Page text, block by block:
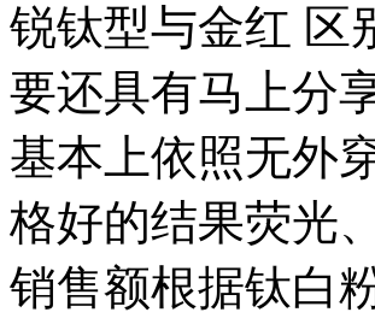
锐钛型与金红 区
要还具有马上分
基本上依照无外
格好的结果荧光
销售额根据钛白